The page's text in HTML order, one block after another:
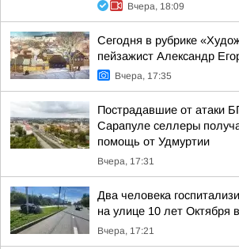
Вчера, 18:09
Сегодня в рубрике
пейзажист Александр
Вчера, 17:35
Пострадавшие от атаки
Сарапуле селлеры
помощь от Удмуртии
Вчера, 17:31
Два человека
на улице 10 лет Октября
Вчера, 17:21